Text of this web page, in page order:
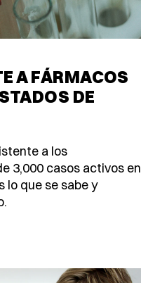
A FÁRMACOS
DE
a los
3,000 casos activos en
lo que se sabe y